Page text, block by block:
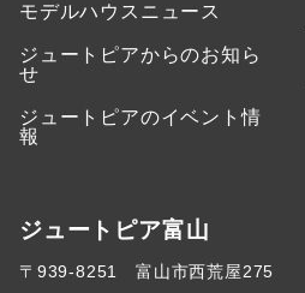
モデルハウスニュース
ジュートピアからのお知ら
せ
ジュートピアのイベント情
報
ジュートピア富山
〒939-8251 富山市西荒屋275